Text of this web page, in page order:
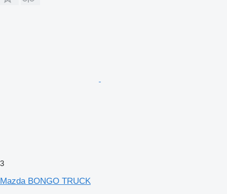
3
Mazda BONGO TRUCK